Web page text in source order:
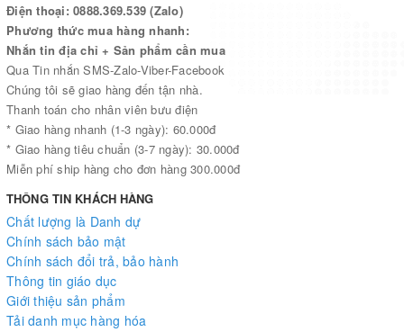
Điện thoại: 0888.369.539 (Zalo)
Phương thức mua hàng nhanh:
Nhắn tin địa chỉ + Sản phẩm cần mua
Qua Tin nhắn SMS-Zalo-Viber-Facebook
Chúng tôi sẽ giao hàng đến tận nhà.
Thanh toán cho nhân viên bưu điện
* Giao hàng nhanh (1-3 ngày): 60.000đ
* Giao hàng tiêu chuẩn (3-7 ngày): 30.000đ
Miễn phí ship hàng cho đơn hàng 300.000đ
THÔNG TIN KHÁCH HÀNG
Chất lượng là Danh dự
Chính sách bảo mật
Chính sách đổi trả, bảo hành
Thông tin giáo dục
Giới thiệu sản phẩm
Tải danh mục hàng hóa